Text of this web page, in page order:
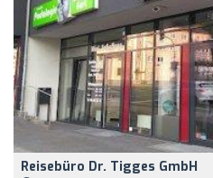
Reisebüro Dr. Tigges GmbH